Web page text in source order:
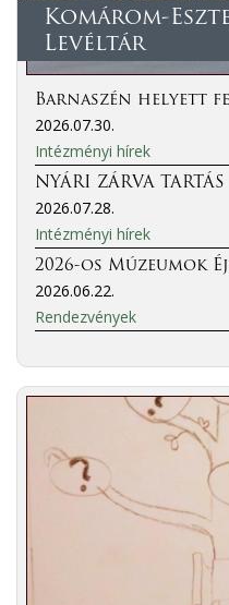
Komárom-
Levéltár
Barnaszén helyett
2026.07.30.
Intézményi hírek
NYÁRI ZÁRVA TARTÁS
2026.07.28.
Intézményi hírek
2026-os Múzeumok
2026.06.22.
Rendezvények